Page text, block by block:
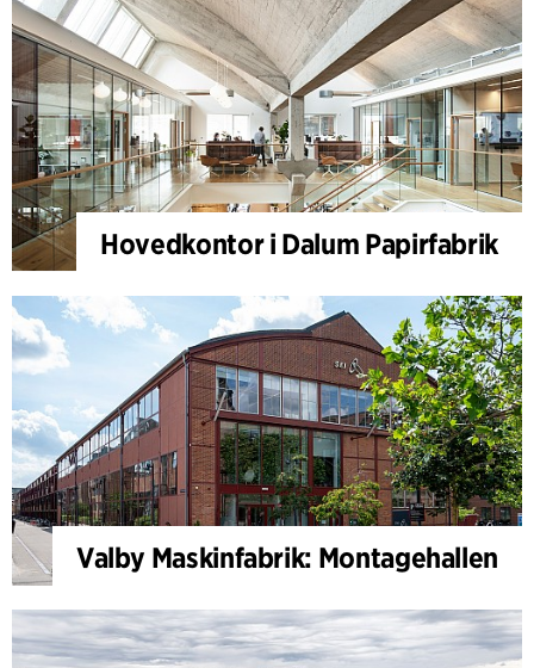
Hovedkontor i Dalum Papirfabrik
Valby Maskinfabrik: Montagehallen